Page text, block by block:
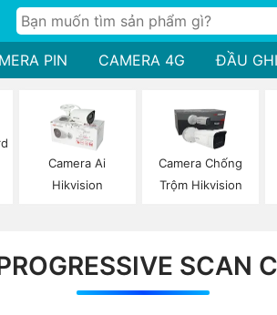
PIN CAMERA 4G ĐẦU
Camera Ai
Hikvision
Camera Chống
Trộm Hikvision
SCAN